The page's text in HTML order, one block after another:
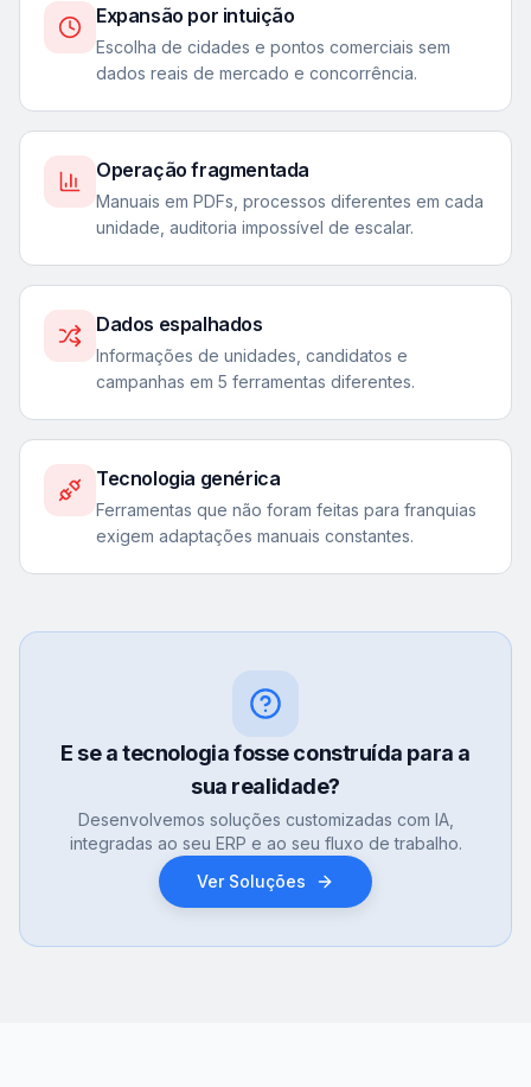
Expansão por intuição
Escolha de cidades e pontos comerciais sem
dados reais de mercado e concorrência.
Operação fragmentada
Manuais em PDFs, processos diferentes em cada
unidade, auditoria impossível de escalar.
Dados espalhados
Informações de unidades, candidatos e
campanhas em 5 ferramentas diferentes.
Tecnologia genérica
Ferramentas que não foram feitas para franquias
exigem adaptações manuais constantes.
E se a tecnologia fosse construída para a
sua realidade?
Desenvolvemos soluções customizadas com IA,
integradas ao seu ERP e ao seu fluxo de trabalho.
Ver Soluções